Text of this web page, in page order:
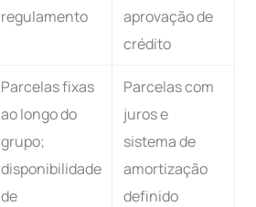
regulamento
aprovação de
crédito
Parcelas fixas
ao longo do
grupo;
disponibilidade
de
Parcelas com
juros e
sistema de
amortização
definido